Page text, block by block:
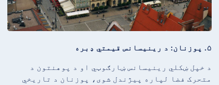
۵. پوزنان: د رینیسانس قیمتي ډبره
د خپل ښکلي رینیسانس ښارګوټي او د پوهنتون د
متحرک فضا لپاره پیژندل شوی، پوزنان د تاریخي